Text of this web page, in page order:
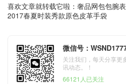
喜欢文章就转载它啦： 奢品网包包腕
2017春夏时装秀款原色皮革手袋
微信号：
关注我们，每天分享更
讯动态。！
66121人已关注